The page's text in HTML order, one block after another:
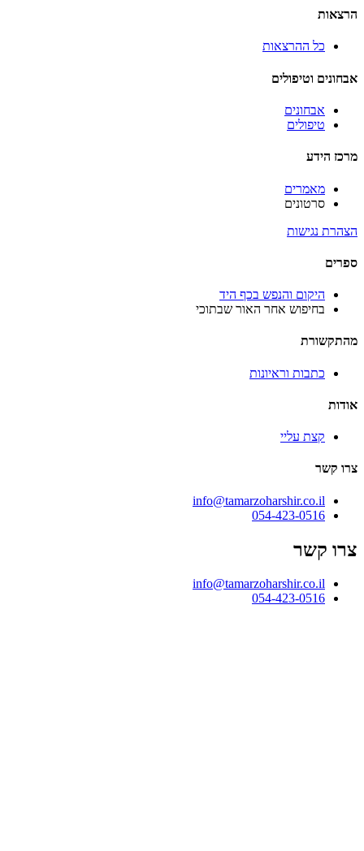
הרצאות
כל ההרצאות
אבחונים וטיפולים
אבחונים
טיפולים
מרכז הידע
מאמרים
סרטונים
הצהרת נגישות
ספרים
היקום והנפש בכף היד
בחיפוש אחר האור שבתוכי
מהתקשורת
כתבות וראיונות
אודות
קצת עליי
צרו קשר
info@tamarzoharshir.co.il
054-423-0516
צרו קשר
info@tamarzoharshir.co.il
054-423-0516